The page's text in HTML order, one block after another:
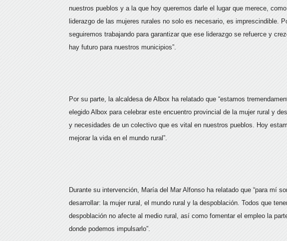
nuestros pueblos y a la que hoy queremos darle el lugar que merece,
liderazgo de las mujeres rurales no solo es necesario, es imprescindible.
seguiremos trabajando para garantizar que ese liderazgo se refuerce y
hay futuro para nuestros municipios”.
Por su parte, la alcaldesa de Albox ha relatado que “estamos
elegido Albox para celebrar este encuentro provincial de la mujer rural y
y necesidades de un colectivo que es vital en nuestros pueblos. Hoy
mejorar la vida en el mundo rural”.
Durante su intervención, María del Mar Alfonso ha relatado que “para mí
desarrollar: la mujer rural, el mundo rural y la despoblación. Todos que
despoblación no afecte al medio rural, así como fomentar el empleo la
donde podemos impulsarlo”.